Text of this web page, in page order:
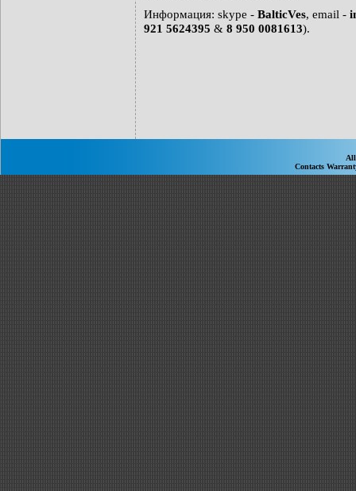
Информация: skype - BalticVes, email -
921 5624395 & 8 950 0081613).
Contacts